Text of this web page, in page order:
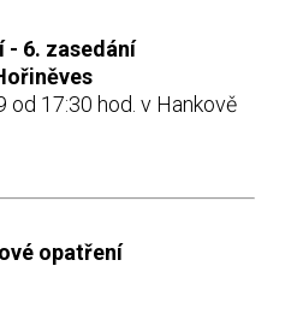
- 6. zasedání
od 17:30 hod. v Hankově
opatření